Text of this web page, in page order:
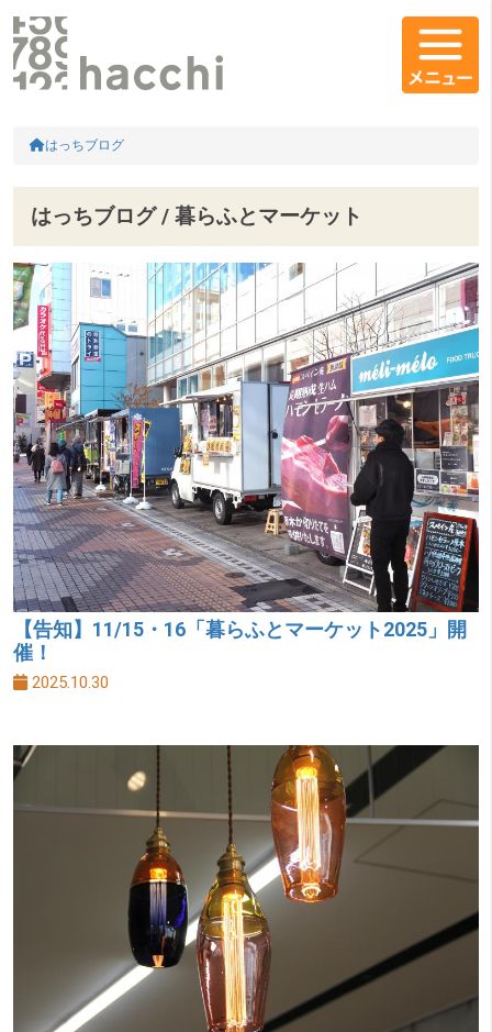
コンテンツエリア
メインコンテンツ
HOME
はっちブログ
はっちブログ / 暮らふとマーケット
【告知】11/15・16「暮らふとマーケット2025」開
催！
2025.10.30